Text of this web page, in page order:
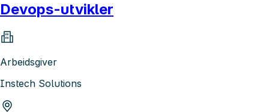
Devops-utvikler
Arbeidsgiver
Instech Solutions